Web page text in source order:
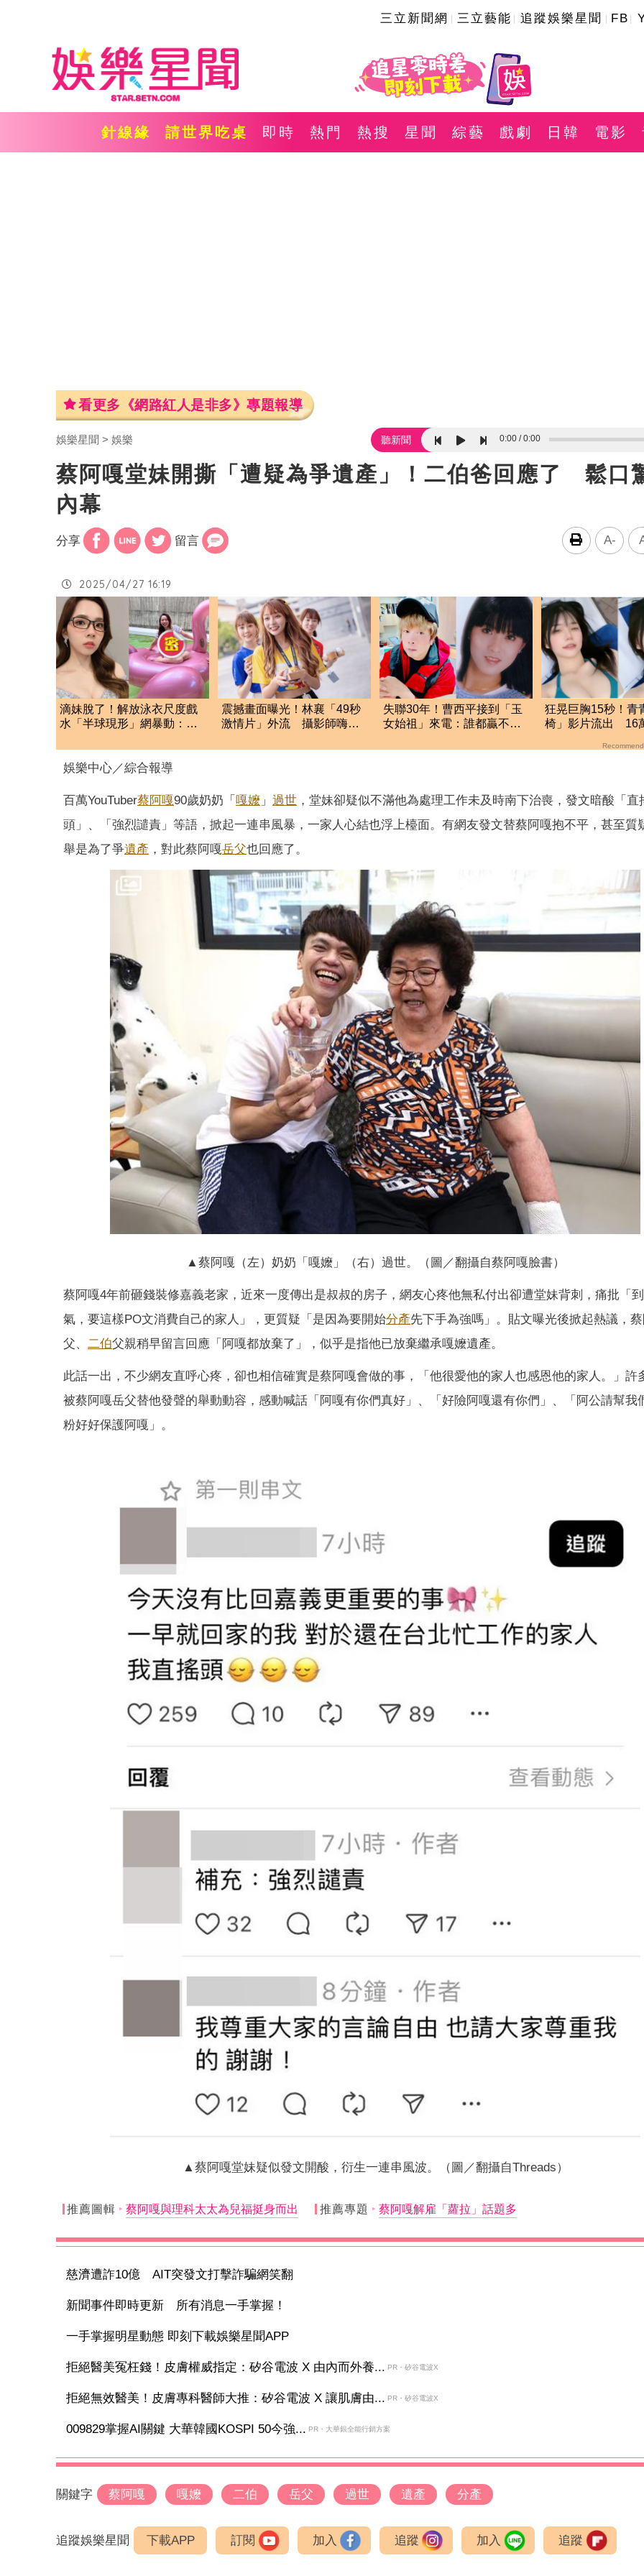
三立新聞網 三立藝能 追蹤娛樂星聞 FB
針線緣 請世界吃桌 即時 熱門 熱搜 星聞 綜藝 戲劇 日韓 電影
看更多《網路紅人是非多》專題報導
娛樂星聞 娛樂 聽新聞 0:00 0:00
蔡阿嘎堂妹開撕「遭疑為爭遺產」！二伯爸回應了 鬆口
內幕
分享 留言 A-
2025/04/27 16:19
滴妹脫了！解放泳衣尺度戲
水「半球現形」網暴動：變
震撼畫面曝光！林襄「49秒
激情片」外流 攝影師嗨到
失聯30年！曹西平接到「玉
女始祖」來電：誰都贏不了
狂晃巨胸15秒！青
椅」影片流出 16
娛樂中心／綜合報導
百萬YouTuber蔡阿嘎90歲奶奶「 嘎嬤 」 過世 ，堂妹卻疑似不滿他為處理工作未及時南下治喪，發文暗酸「直
頭」、「強烈譴責」等語，掀起一連串風暴，一家人心結也浮上檯面。有網友發文替蔡阿嘎抱不平，甚至質
舉是為了爭遺產 ，對此蔡阿嘎岳父也回應了。
▲蔡阿嘎（左）奶奶「嘎嬤」（右）過世。（圖／翻攝自蔡阿嘎臉書）
蔡阿嘎4年前砸錢裝修嘉義老家，近來一度傳出是叔叔的房子，網友心疼他無私付出卻遭堂妹背刺，痛批「
氣，要這樣PO文消費自己的家人」，更質疑「是因為要開始分產先下手為強嗎」。貼文曝光後掀起熱議，
父、 二伯父親稍早留言回應「阿嘎都放棄了」，似乎是指他已放棄繼承嘎嬤遺產。
此話一出，不少網友直呼心疼，卻也相信確實是蔡阿嘎會做的事，「他很愛他的家人也感恩他的家人。」許
被蔡阿嘎岳父替他發聲的舉動動容，感動喊話「阿嘎有你們真好」、「好險阿嘎還有你們」、「阿公請幫我
粉好好保護阿嘎」。
▲蔡阿嘎堂妹疑似發文開酸，衍生一連串風波。（圖／翻攝自Threads）
推薦圖輯 蔡阿嘎與理科太太為兒福挺身而出 推薦專題 蔡阿嘎解雇「蘿拉」話題多
慈濟遭詐10億 AIT突發文打擊詐騙網笑翻
新聞事件即時更新 所有消息一手掌握！
一手掌握明星動態 即刻下載娛樂星聞APP
拒絕醫美冤枉錢！皮膚權威指定：矽谷電波 X 由內而外養... PR・矽谷電波X
拒絕無效醫美！皮膚專科醫師大推：矽谷電波 X 讓肌膚由... PR・矽谷電波X
009829掌握AI關鍵 大華韓國KOSPI 50今強... PR・大華銀全能行銷方案
關鍵字 蔡阿嘎 嘎嬤 二伯 岳父 過世 遺產 分產
追蹤娛樂星聞 下載APP 訂閱 加入 追蹤 加入 追蹤